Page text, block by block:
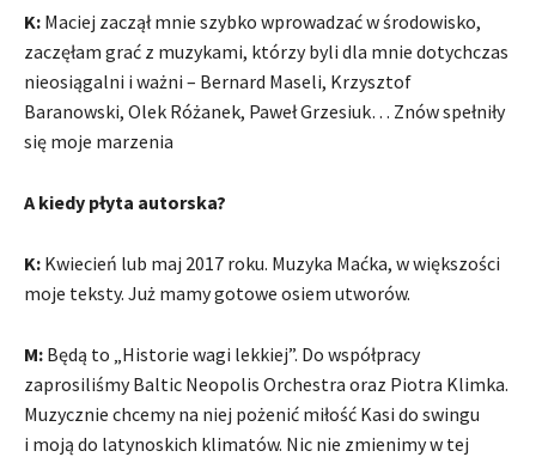
K: Maciej zaczął mnie szybko wprowadzać w środowisko,
zaczęłam grać z muzykami, którzy byli dla mnie dotychczas
nieosiągalni i ważni – Bernard Maseli, Krzysztof
Baranowski, Olek Różanek, Paweł Grzesiuk… Znów spełniły
się moje marzenia
A kiedy płyta autorska?
K: Kwiecień lub maj 2017 roku. Muzyka Maćka, w większości
moje teksty. Już mamy gotowe osiem utworów.
M: Będą to „Historie wagi lekkiej”. Do współpracy
zaprosiliśmy Baltic Neopolis Orchestra oraz Piotra Klimka.
Muzycznie chcemy na niej pożenić miłość Kasi do swingu
i moją do latynoskich klimatów. Nic nie zmienimy w tej